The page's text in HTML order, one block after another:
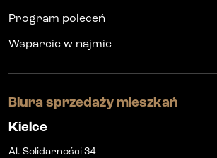
Program poleceń
Wsparcie w najmie
Biura sprzedaży mieszkań
Kielce
Al. Solidarności 34